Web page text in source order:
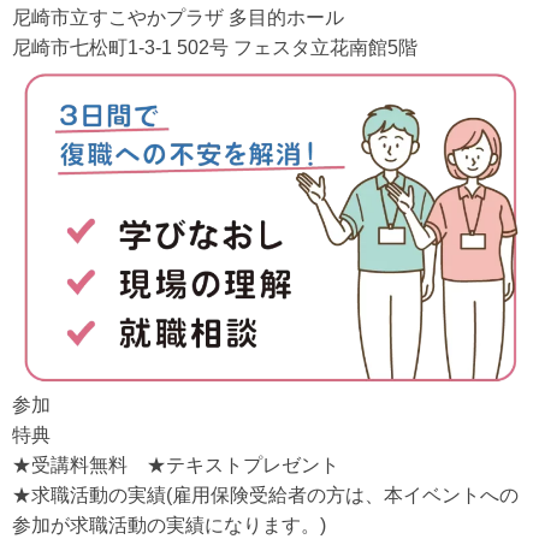
尼崎市立すこやかプラザ 多目的ホール
尼崎市七松町1-3-1 502号 フェスタ立花南館5階
参加
特典
★受講料無料 ★テキストプレゼント
★求職活動の実績(雇用保険受給者の方は、本イベントへの
参加が求職活動の実績になります。)